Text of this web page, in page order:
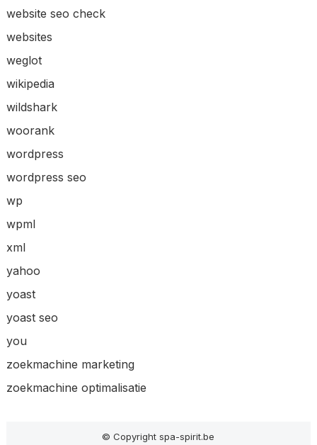
website seo check
websites
weglot
wikipedia
wildshark
woorank
wordpress
wordpress seo
wp
wpml
xml
yahoo
yoast
yoast seo
you
zoekmachine marketing
zoekmachine optimalisatie
© Copyright spa-spirit.be